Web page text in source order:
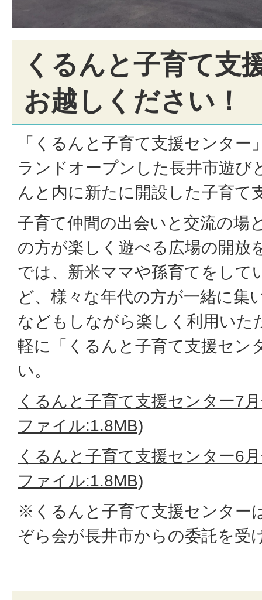
くるんと子育て支
お越しください！
「くるんと子育て支援センター
ランドオープンした長井市遊び
んと内に新たに開設した子育て
子育て仲間の出会いと交流の場
の方が楽しく遊べる広場の開放
では、新米ママや孫育てをして
ど、様々な年代の方が一緒に集
などもしながら楽しく利用いた
軽に「くるんと子育て支援セン
い。
くるんと子育て支援センター7
ファイル:1.8MB)
くるんと子育て支援センター6
ファイル:1.8MB)
※くるんと子育て支援センター
ぞら会が長井市からの委託を受